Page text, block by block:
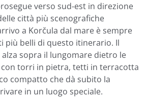
verso sud-est in direzione
città più scenografiche
a Korčula dal mare è sempre
più belli di questo itinerario. Il
sopra il lungomare dietro le
torri in pietra, tetti in terracotta
compatto che dà subito la
in un luogo speciale.